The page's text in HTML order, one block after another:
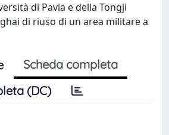
di Pavia e della Tongji
di riuso di un area militare a
Scheda completa
(DC)